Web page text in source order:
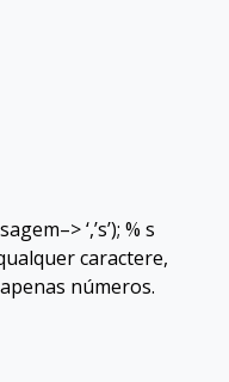
‘,’s’); % s
caractere,
números.